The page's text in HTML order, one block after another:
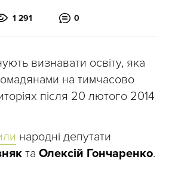
1 291 0
визнавати освіту, яка
на тимчасово
після 20 лютого 2014
народні депутати
та Олексій Гончаренко.